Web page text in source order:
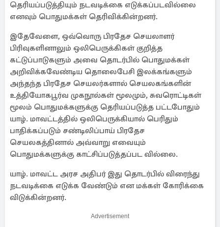
தெரியப்படுத்தியும் நடவடிக்கை எடுக்கப்படவில்லை
எனவும் பொதுமக்கள் தெரிவிக்கின்றனர்.
இதேவேளை, ஒவ்வொரு பிரதேச செயலாளர்
பிரிவுகளினாலும் ஒலிபெருக்கிகள் குறித்த
கட்டுப்பாடுகளும் அவை தொடர்பில் பொதுமக்கள்
அறிவிக்கவேண்டிய தொலைபேசி இலக்கங்களும்
அந்தந்த பிரதேச செயலர்களால் செயலகங்களின்
உத்தியோகபூர்வ முகநூல்கள் மூலமும், சுவரொட்டிகள்
மூலம் பொதுமக்களுக்கு தெரியப்படுத்த பட்டபோதும்
யாழ். மாவட்டத்தில் ஒலிபெருக்கியால் பெரிதும்
பாதிக்கப்படும் சண்டிலிப்பாய் பிரதேச
செயலகத்தினால் அவ்வாறு எவையும்
பொதுமக்களுக்கு காட்சிப்படுத்தப்பட வில்லை.
யாழ். மாவட்ட அரச அதிபர் இது தொடர்பில் விரைந்து
நடவடிக்கை எடுக்க வேண்டும் என மக்கள் கோரிக்கை
விடுக்கின்றனர்.
Advertisement